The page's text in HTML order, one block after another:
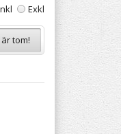
Exkl
tom!